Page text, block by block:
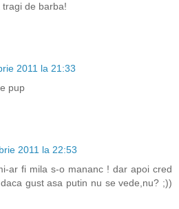
de barba!
2011 la 21:33
pup
2011 la 22:53
ar fi mila s-o mananc ! dar apoi cred
gust asa putin nu se vede,nu? ;))